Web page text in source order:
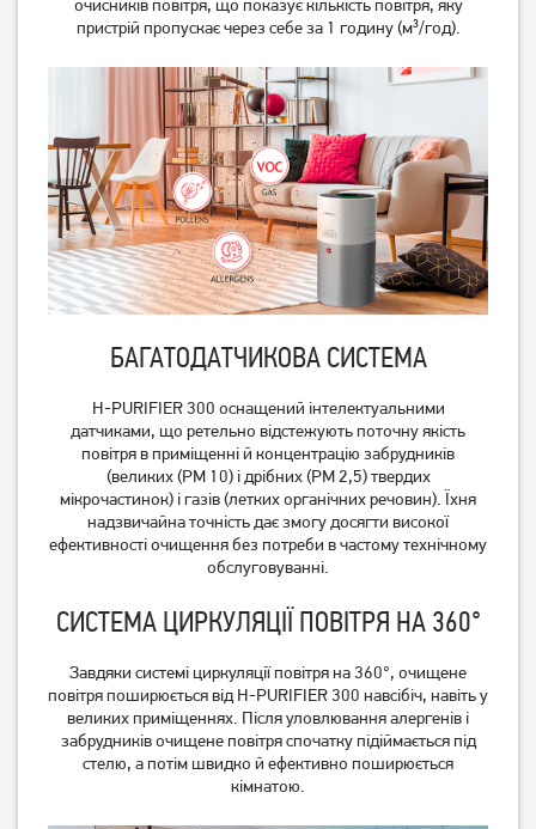
6100 I
AC0820/10
Немає в наявності
Очищувач повітря Philips
Немає в наявності
Очищувач повітря Philips
Немає в наявності
Очищувач повітря Philips
AC4550/50
Очисник повітря Esperanza
Air Purifier EHP001
очисників повітря, що показує кількість повітря, яку
пристрій пропускає через себе за 1 годину (м³/год).
БАГАТОДАТЧИКОВА СИСТЕМА
H-PURIFIER 300 оснащений інтелектуальними
датчиками, що ретельно відстежують поточну якість
повітря в приміщенні й концентрацію забрудників
(великих (PM 10) і дрібних (PM 2,5) твердих
мікрочастинок) і газів (летких органічних речовин). Їхня
надзвичайна точність дає змогу досягти високої
ефективності очищення без потреби в частому технічному
обслуговуванні.
СИСТЕМА ЦИРКУЛЯЦІЇ ПОВІТРЯ НА 360°
Завдяки системі циркуляції повітря на 360°, очищене
повітря поширюється від H-PURIFIER 300 навсібіч, навіть у
великих приміщеннях. Після уловлювання алергенів і
забрудників очищене повітря спочатку підіймається під
стелю, а потім швидко й ефективно поширюється
кімнатою.